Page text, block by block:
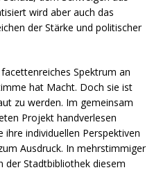
wird aber auch das
der Stärke und politischer
Spektrum an
hat Macht. Doch sie ist
zu werden. Im gemeinsam
Projekt handverlesen
individuellen Perspektiven
Ausdruck. In mehrstimmiger
der Stadtbibliothek diesem